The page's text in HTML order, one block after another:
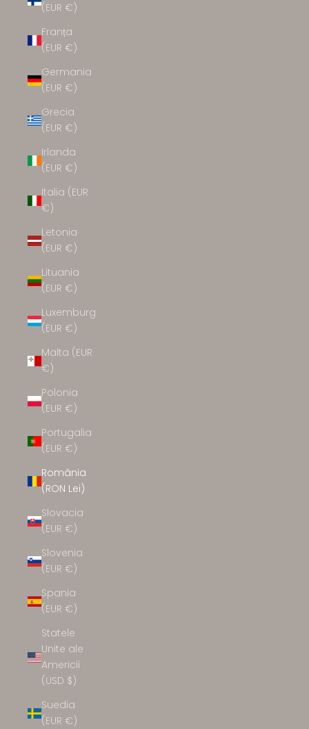
(EUR €)
Franța
(EUR €)
Germania
(EUR €)
Grecia
(EUR €)
Irlanda
(EUR €)
Italia (EUR
€)
Letonia
(EUR €)
Lituania
(EUR €)
Luxemburg
(EUR €)
Malta (EUR
€)
Polonia
(EUR €)
Portugalia
(EUR €)
România
(RON Lei)
Slovacia
(EUR €)
Slovenia
(EUR €)
Spania
(EUR €)
Statele
Unite ale
Americii
(USD $)
Suedia
(EUR €)